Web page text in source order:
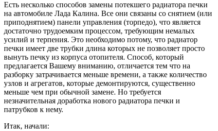
Есть несколько способов замены потекшего радиатора печки
на автомобиле Лада Калина. Все они связаны со снятием (или
приподнятием) панели управления (торпедо), что является
достаточно трудоемким процессом, требующим немалых
усилий и терпения. Это необходимо потому, что радиатор
печки имеет две трубки длина которых не позволяет просто
вынуть печку из корпуса отопителя. Способ, который
предлагается Вашему вниманию, отличается тем что на
разборку затрачивается меньше времени, а также количество
узлов и агрегатов, которые демонтируются, существенно
меньше чем при обычной замене. Но требуется
незначительная доработка нового радиатора печки и
патрубков к нему.
Итак, начали: